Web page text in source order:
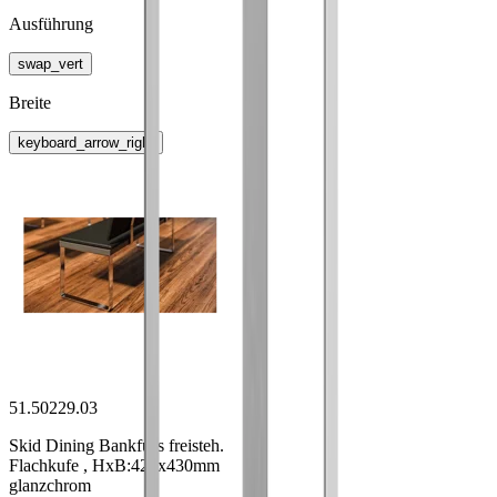
Ausführung
swap_vert
Breite
keyboard_arrow_right
51.50229.03
Skid Dining Bankfuss freisteh.
Flachkufe , HxB:420x430mm
glanzchrom